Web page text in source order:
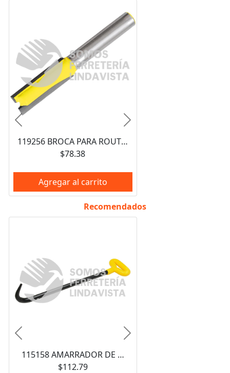
119256 BROCA PARA ROUTER DE ACERO RECTA DE 2 FILOS 3/4" ZANCO DE 1/4" SURTEK
$78.38
Agregar al carrito
Anterior Siguiente
Recomendados
115158 AMARRADOR DE VARILLA CON PUNTA CONICA 12" SURTEK
$112.79
Anterior Siguiente